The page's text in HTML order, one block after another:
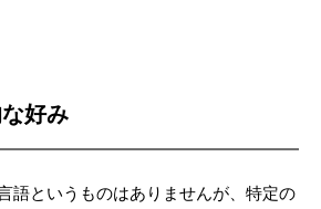
好み
語というものはありませんが、特定の